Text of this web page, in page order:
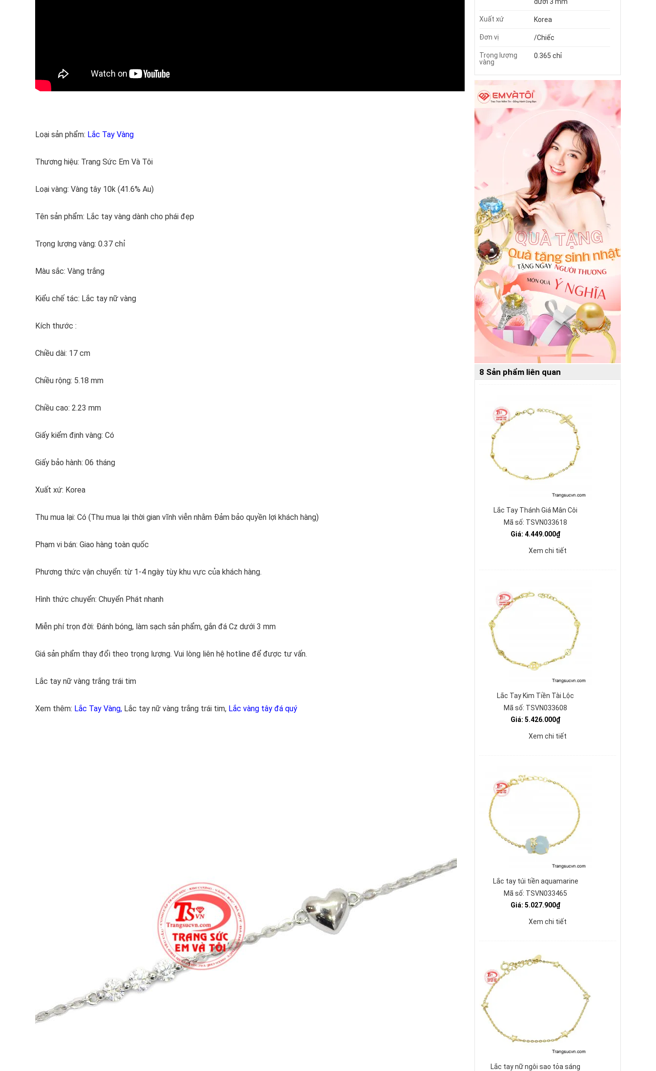
Loại sản phẩm: Lắc Tay Vàng
Thương hiệu: Trang Sức Em Và Tôi
Loại vàng: Vàng tây 10k (41.6% Au)
Tên sản phẩm: Lắc tay vàng dành cho phái đẹp
Trọng lượng vàng: 0.37 chỉ
Màu sắc: Vàng trắng
Kiểu chế tác: Lắc tay nữ vàng
Kích thước :
Chiều dài: 17 cm
Chiều rộng: 5.18 mm
Chiều cao: 2.23 mm
Giấy kiểm định vàng: Có
Giấy bảo hành: 06 tháng
Xuất xứ: Korea
Thu mua lại: Có (Thu mua lại thời gian vĩnh viễn nhằm Đảm bảo quyền lợi khách hàng)
Phạm vi bán: Giao hàng toàn quốc
Phương thức vận chuyển: từ 1-4 ngày tùy khu vực của khách hàng.
Hình thức chuyển: Chuyển Phát nhanh
Miễn phí trọn đời: Đánh bóng, làm sạch sản phẩm, gắn đá Cz dưới 3 mm
Giá sản phẩm thay đổi theo trọng lượng. Vui lòng liên hệ hotline để được tư vấn.
Lắc tay nữ vàng trắng trái tim
Xem thêm: Lắc Tay Vàng, Lắc tay nữ vàng trắng trái tim, Lắc vàng tây đá quý
Xuất xứ Korea
Đơn vị /Chiếc
Trọng lượng
vàng
0.365 chỉ
8 Sản phẩm liên quan
Lắc Tay Thánh Giá Mân Côi
Mã số: TSVN033618
Giá: 4.449.000₫
Xem chi tiết
Lắc Tay Kim Tiền Tài Lộc
Mã số: TSVN033608
Giá: 5.426.000₫
Xem chi tiết
Lắc tay túi tiền aquamarine
Mã số: TSVN033465
Giá: 5.027.900₫
Xem chi tiết
Lắc tay nữ ngôi sao tỏa sáng